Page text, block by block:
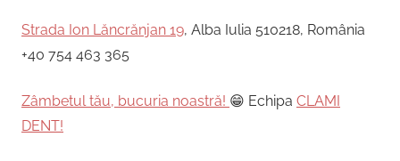
Strada Ion Lăncrănjan 19, Alba Iulia 510218, România
+40 754 463 365
Zâmbetul tău, bucuria noastră! 😁 Echipa CLAMI
DENT!